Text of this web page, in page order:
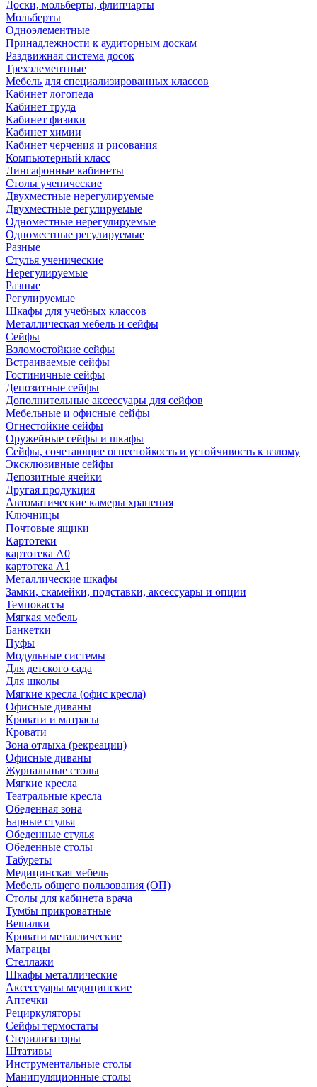
Доски, мольберты, флипчарты
Мольберты
Одноэлементные
Принадлежности к аудиторным доскам
Раздвижная система досок
Трехэлементные
Мебель для специализированных классов
Кабинет логопеда
Кабинет труда
Кабинет физики
Кабинет химии
Кабинет черчения и рисования
Компьютерный класс
Лингафонные кабинеты
Столы ученические
Двухместные нерегулируемые
Двухместные регулируемые
Одноместные нерегулируемые
Одноместные регулируемые
Разные
Стулья ученические
Нерегулируемые
Разные
Регулируемые
Шкафы для учебных классов
Металлическая мебель и сейфы
Сейфы
Взломостойкие сейфы
Встраиваемые сейфы
Гостиничные сейфы
Депозитные сейфы
Дополнительные аксессуары для сейфов
Мебельные и офисные сейфы
Огнестойкие сейфы
Оружейные сейфы и шкафы
Сейфы, сочетающие огнестойкость и устойчивость к взлому
Эксклюзивные сейфы
Депозитные ячейки
Другая продукция
Автоматические камеры хранения
Ключницы
Почтовые ящики
Картотеки
картотека А0
картотека А1
Металлические шкафы
Замки, скамейки, подставки, аксессуары и опции
Темпокассы
Мягкая мебель
Банкетки
Пуфы
Модульные системы
Для детского сада
Для школы
Мягкие кресла (офис кресла)
Офисные диваны
Кровати и матрасы
Кровати
Зона отдыха (рекреации)
Офисные диваны
Журнальные столы
Мягкие кресла
Театральные кресла
Обеденная зона
Барные стулья
Обеденные стулья
Обеденные столы
Табуреты
Медицинская мебель
Мебель общего пользования (ОП)
Столы для кабинета врача
Тумбы прикроватные
Вешалки
Кровати металлические
Матрацы
Стеллажи
Шкафы металлические
Аксессуары медицинские
Аптечки
Рециркуляторы
Сейфы термостаты
Стерилизаторы
Штативы
Инструментальные столы
Манипуляционные столы